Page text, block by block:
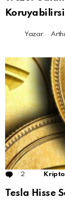
Yazar:
2 Comments
Tesla Hisse